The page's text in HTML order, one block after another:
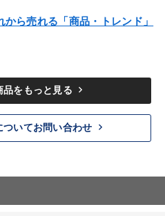
から売れる「商品・トレンド」
品をもっと見る keyboard_arrow_right
ついてお問い合わせ keyboard_arrow_right